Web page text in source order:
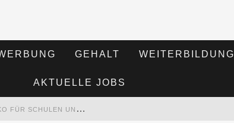
GEHALT WEITERBILDUNG
AKTUELLE JOBS
K
I IM BILDUNGSWESEN: REVOLUTION ODER RISIKO FÜR SCHULEN UND UNIVERSITÄTEN?